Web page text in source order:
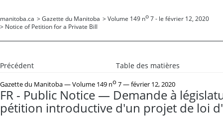
manitoba.ca > Gazette du Manitoba > Volume 149 no 7 - le février 12, 2020
> Notice of Petition for a Private Bill
Précédent Table des matières
Gazette du Manitoba— Volume 149 no 7 — février 12, 2020
FR - Public Notice — Demande à
pétition introductive d'un projet de loi